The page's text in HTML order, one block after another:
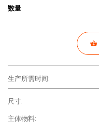
数量
生产所需时间:
尺寸:
主体物料: